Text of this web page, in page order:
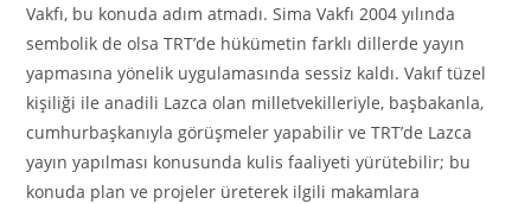
Vakfı, bu konuda adım atmadı. Sima Vakfı 2004 yılında
sembolik de olsa TRT’de hükümetin farklı dillerde yayın
yapmasına yönelik uygulamasında sessiz kaldı. Vakıf tüzel
kişiliği ile anadili Lazca olan milletvekilleriyle, başbakanla,
cumhurbaşkanıyla görüşmeler yapabilir ve TRT’de Lazca
yayın yapılması konusunda kulis faaliyeti yürütebilir; bu
konuda plan ve projeler üreterek ilgili makamlara